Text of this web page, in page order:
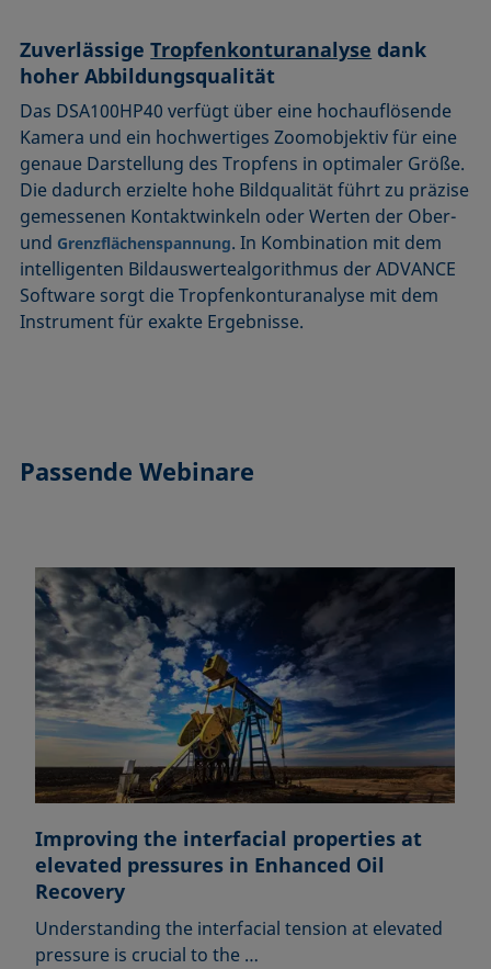
ZuverlässigeTropfenkonturanalyse dank
hoher Abbildungsqualität
Das DSA100HP40 verfügt über eine hochauflösende
Kamera und ein hochwertiges Zoomobjektiv für eine
genaue Darstellung des Tropfens in optimaler Größe.
Die dadurch erzielte hohe Bildqualität führt zu präzise
gemessenen Kontaktwinkeln oder Werten der Ober-
und Grenzflächenspannung. In Kombination mit dem
intelligenten Bildauswertealgorithmus der ADVANCE
Software sorgt die Tropfenkonturanalyse mit dem
Instrument für exakte Ergebnisse.
Passende Webinare
Improving the interfacial properties at
elevated pressures in Enhanced Oil
Recovery
Understanding the interfacial tension at elevated
pressure is crucial to the …